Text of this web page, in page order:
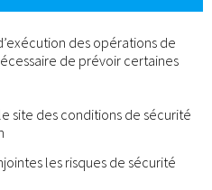
des opérations de
de prévoir certaines
site des conditions de sécurité
les risques de sécurité